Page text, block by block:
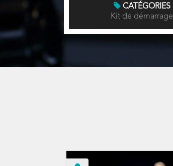
CATÉGORIES
Kit de démarrage